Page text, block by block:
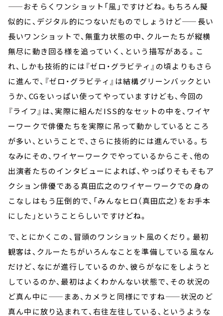
——おそらくワンショット「風」ですけどね。もちろん擬
似的に、デジタル的につないだものでしょうけど——長い
長いワンショットで、無重力状態の中、クルーたちが縦横
無尽に動き回る様を追っていく、という描写がある。こ
れ、しかも技術的には『ゼロ・グラビティ』の頃よりもさら
に進んで、『ゼロ・グラビティ』は結構グリーンバックとい
うか、CGをいっぱい使ってやっていますけども、今回の
『ライフ』は、実際に組んだISS的なセットの中を、ワイヤ
ーワークで俳優たちを実際に吊って動かしているところ
が多い、ということで、さらに技術的には進んでいる。ち
なみにその、ワイヤーワークでやっているからこそ、他の
出演者たちのインタビューによれば、やっぱりそもそもア
クション俳優である真田広之のワイヤーワークでの身の
こなしはもう圧倒的で、「みんなヒロ（真田広之）をお手本
にした」ということらしいですけどね。
で、とにかくこの、冒頭のワンショット風のくだり。最初
観客は、クルーたちがいろんなことを準備している風なん
だけど、なにが進行しているのか、彼らがなにをしようと
しているのか、最初はよくわかんない状態で、その状況の
ど真ん中に——まあ、カメラと同様にですね——状況のど
真ん中に放り込まれて、右往左往している、というような